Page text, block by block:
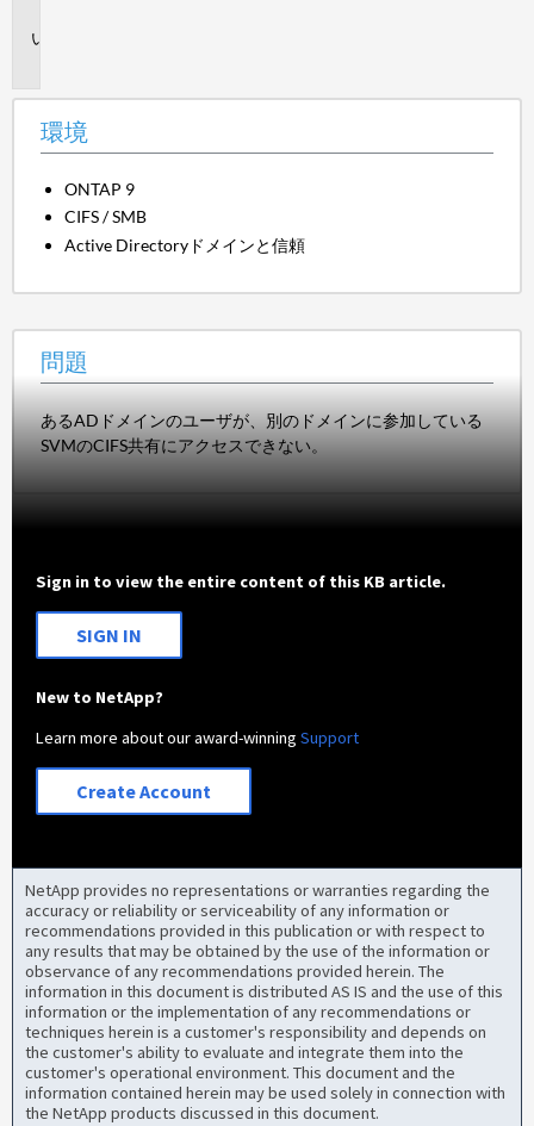
環境
ONTAP 9
CIFS / SMB
Active Directoryドメインと信頼
問題
あるADドメインのユーザが、別のドメインに参加している
SVMのCIFS共有にアクセスできない。
Sign in to view the entire content of this KB article.
SIGN IN
New to NetApp?
Learn more about our award-winningSupport
Create Account
NetApp provides no representations or warranties regarding the
accuracy or reliability or serviceability of any information or
recommendations provided in this publication or with respect to
any results that may be obtained by the use of the information or
observance of any recommendations provided herein. The
information in this document is distributed AS IS and the use of this
information or the implementation of any recommendations or
techniques herein is a customer's responsibility and depends on
the customer's ability to evaluate and integrate them into the
customer's operational environment. This document and the
information contained herein may be used solely in connection with
the NetApp products discussed in this document.